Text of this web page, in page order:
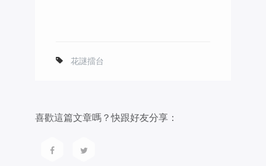
花謎擂台
喜歡這篇文章嗎？快跟好友分享：